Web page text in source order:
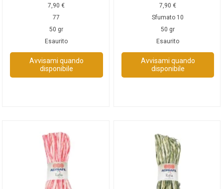
7,90€
77
50 gr
Esaurito
Avvisami quando
disponibile
7,90€
Sfumato 10
50 gr
Esaurito
Avvisami quando
disponibile